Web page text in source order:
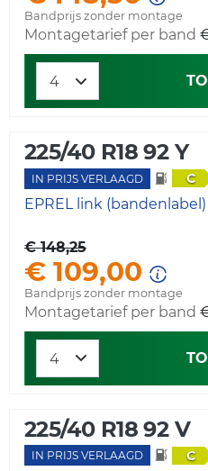
Bandprijs zonder montage
Montagetarief per band
225/40 R18 92 Y
IN PRIJS VERLAAGD C
EPREL link (bandenlabel)
€ 148,25
€ 109,00
Bandprijs zonder montage
Montagetarief per band
225/40 R18 92 V
IN PRIJS VERLAAGD C